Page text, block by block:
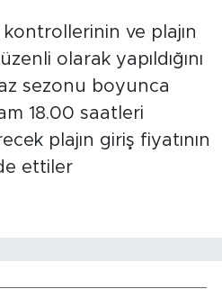
kontrollerinin ve plajın
olarak yapıldığını
sezonu boyunca
18.00 saatleri
plajın giriş fiyatının
ettiler